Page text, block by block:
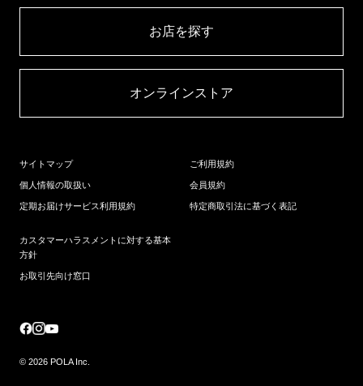
お店を探す​
オンラインストア​
サイトマップ
個人情報の取扱い
定期お届けサービス利用規約
ご利用規約
会員規約
特定商取引法に基づく表記
カスタマーハラスメントに対する基本
方針
お取引先向け窓口
© 2026 POLA Inc.